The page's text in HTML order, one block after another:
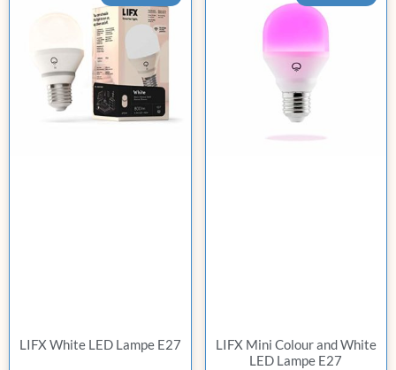
LIFX White LED Lampe E27
LIFX Mini Colour and White
LED Lampe E27